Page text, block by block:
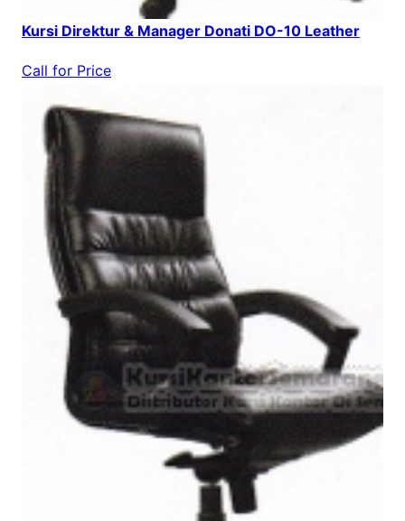
Kursi Direktur & Manager Donati DO-10 Leather
Call for Price